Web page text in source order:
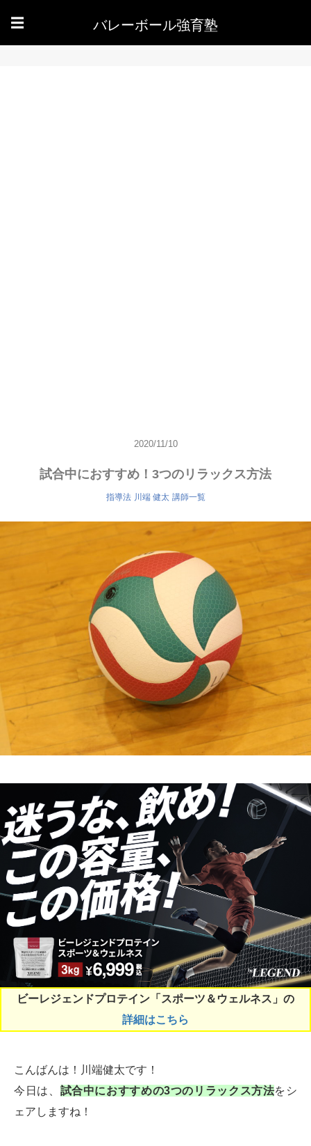
☰ バレーボール強育塾
2020/11/10
試合中におすすめ！3つのリラックス方法
指導法 川端 健太 講師一覧
ビーレジェンドプロテイン「スポーツ＆ウェルネス」の
詳細はこちら
こんばんは！川端健太です！
今日は、 試合中におすすめの3つのリラックス方法をシ
ェアしますね！